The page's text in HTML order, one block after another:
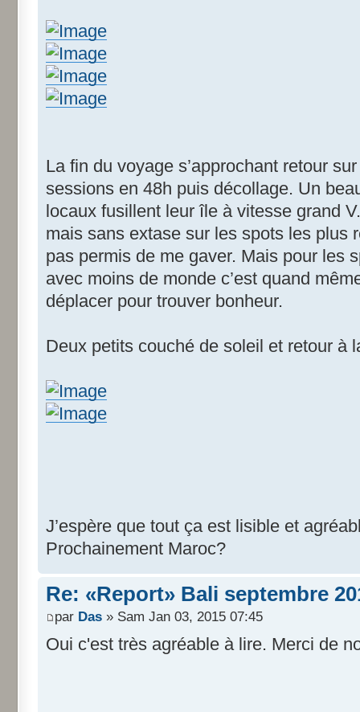
La fin du voyage s’approchant retour
sessions en 48h puis décollage. Un
locaux fusillent leur île à vitesse grand
mais sans extase sur les spots les plus
pas permis de me gaver. Mais pour les
avec moins de monde c’est quand
déplacer pour trouver bonheur.
Deux petits couché de soleil et retour à
J’espère que tout ça est lisible et
Prochainement Maroc?
Re: «Report» Bali septembre
par Das » Sam Jan 03, 2015 07:45
Oui c'est très agréable à lire. Merci de